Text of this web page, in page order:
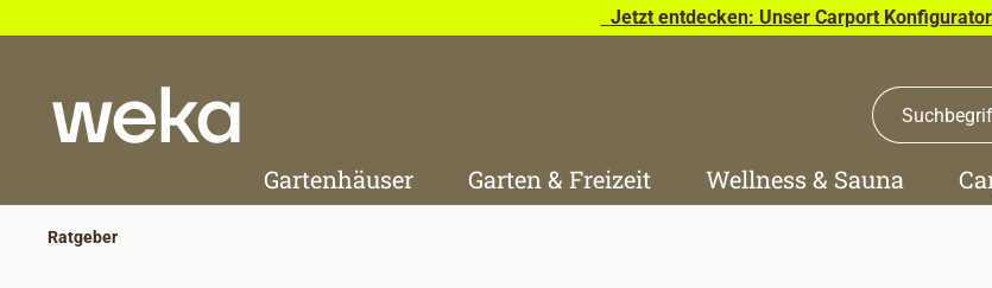
Jetzt entdecken: Unser Carport
Gartenhäuser Garten & Freizeit Wellness & Sauna
Ratgeber